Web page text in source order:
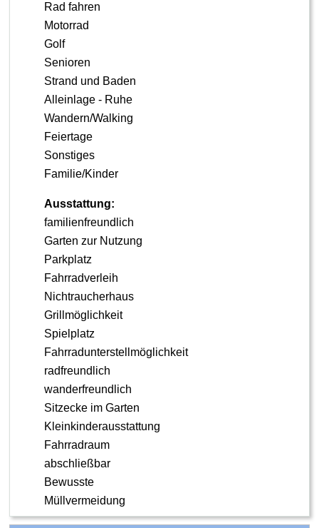
Rad fahren
Motorrad
Golf
Senioren
Strand und Baden
Alleinlage - Ruhe
Wandern/Walking
Feiertage
Sonstiges
Familie/Kinder
Ausstattung:
familienfreundlich
Garten zur Nutzung
Parkplatz
Fahrradverleih
Nichtraucherhaus
Grillmöglichkeit
Spielplatz
Fahrradunterstellmöglichkeit
radfreundlich
wanderfreundlich
Sitzecke im Garten
Kleinkinderausstattung
Fahrradraum
abschließbar
Bewusste
Müllvermeidung